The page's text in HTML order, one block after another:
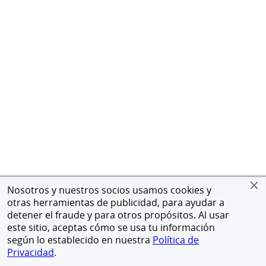
Nosotros y nuestros socios usamos cookies y
otras herramientas de publicidad, para ayudar a
detener el fraude y para otros propósitos. Al usar
este sitio, aceptas cómo se usa tu información
según lo establecido en nuestra Política de
Privacidad.